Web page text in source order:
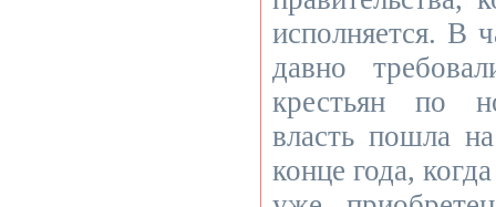
исполняется. В
давно
крестьян по
власть пошла
конце года,